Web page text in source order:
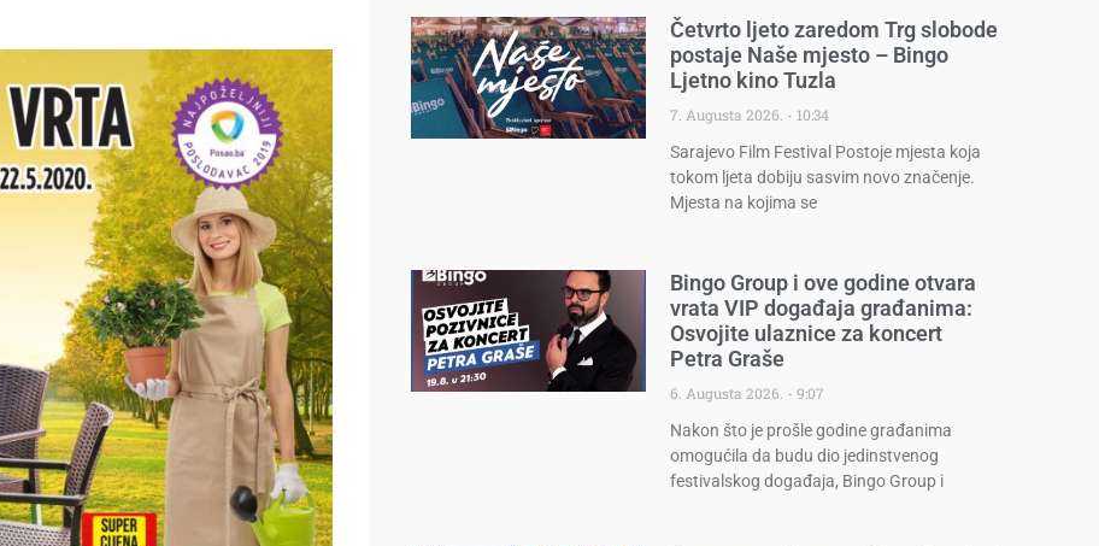
Četvrto ljeto zaredom Trg slobode
postaje Naše mjesto – Bingo
Ljetno kino Tuzla
7. Augusta 2026.
10:34
Sarajevo Film Festival Postoje mjesta koja
tokom ljeta dobiju sasvim novo značenje.
Mjesta na kojima se
Bingo Group i ove godine otvara
vrata VIP događaja građanima:
Osvojite ulaznice za koncert
Petra Graše
6. Augusta 2026.
9:07
Nakon što je prošle godine građanima
omogućila da budu dio jedinstvenog
festivalskog događaja, Bingo Group i